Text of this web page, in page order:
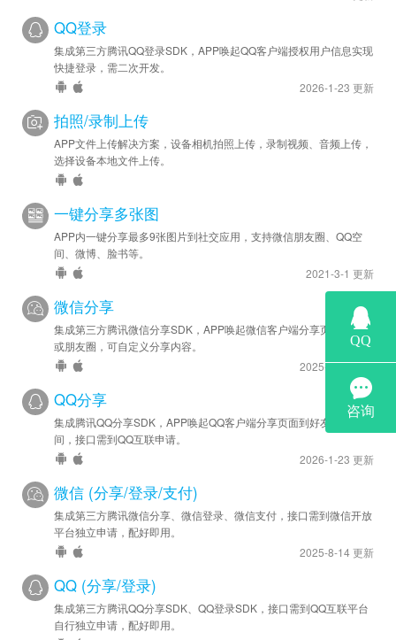
QQ登录
集成第三方腾讯QQ登录SDK，APP唤起QQ客户端授权用户信息实现
快捷登录，需二次开发。
2026-1-23 更新
拍照/录制上传
APP文件上传解决方案，设备相机拍照上传，录制视频、音频上传，
选择设备本地文件上传。
一键分享多张图
APP内一键分享最多9张图片到社交应用，支持微信朋友圈、QQ空
间、微博、脸书等。
2021-3-1 更新
微信分享
集成第三方腾讯微信分享SDK，APP唤起微信客户端分享页面到好友
或朋友圈，可自定义分享内容。
2025-8-14 更新
QQ分享
集成腾讯QQ分享SDK，APP唤起QQ客户端分享页面到好友或QQ空
间，接口需到QQ互联申请。
2026-1-23 更新
微信 (分享/登录/支付)
集成第三方腾讯微信分享、微信登录、微信支付，接口需到微信开放
平台独立申请，配好即用。
2025-8-14 更新
QQ (分享/登录)
集成第三方腾讯QQ分享SDK、QQ登录SDK，接口需到QQ互联平台
自行独立申请，配好即用。